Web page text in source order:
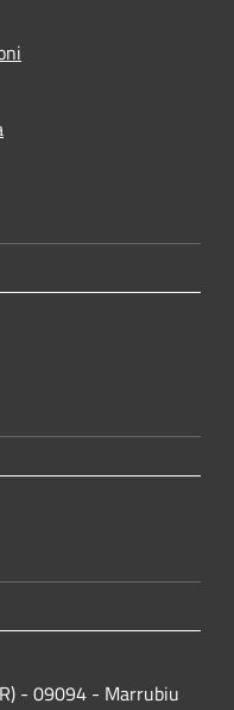
- 09094 - Marrubiu